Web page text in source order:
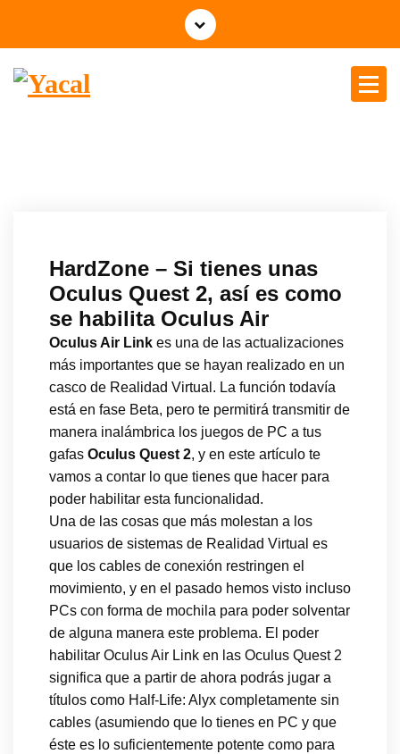
HardZone – Si tienes unas
Oculus Quest 2, así es como
se habilita Oculus Air
Oculus Air Link es una de las actualizaciones
más importantes que se hayan realizado en un
casco de Realidad Virtual. La función todavía
está en fase Beta, pero te permitirá transmitir de
manera inalámbrica los juegos de PC a tus
gafas Oculus Quest 2, y en este artículo te
vamos a contar lo que tienes que hacer para
poder habilitar esta funcionalidad.
Una de las cosas que más molestan a los
usuarios de sistemas de Realidad Virtual es
que los cables de conexión restringen el
movimiento, y en el pasado hemos visto incluso
PCs con forma de mochila para poder solventar
de alguna manera este problema. El poder
habilitar Oculus Air Link en las Oculus Quest 2
significa que a partir de ahora podrás jugar a
títulos como Half-Life: Alyx completamente sin
cables (asumiendo que lo tienes en PC y que
éste es lo suficientemente potente como para